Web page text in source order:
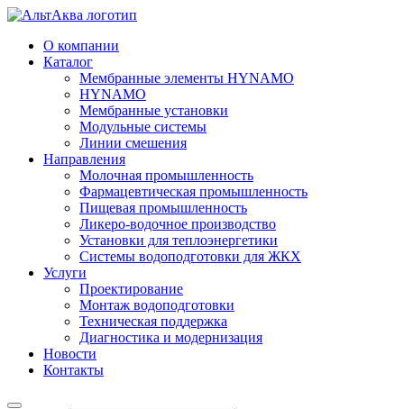
О компании
Каталог
Мембранные элементы HYNAMO
HYNAMO
Мембранные установки
Модульные системы
Линии смешения
Направления
Молочная промышленность
Фармацевтическая промышленность
Пищевая промышленность
Ликеро-водочное производство
Установки для теплоэнергетики
Системы водоподготовки для ЖКХ
Услуги
Проектирование
Монтаж водоподготовки
Техническая поддержка
Диагностика и модернизация
Новости
Контакты